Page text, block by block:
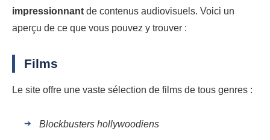
impressionnant de contenus audiovisuels. Voici un
aperçu de ce que vous pouvez y trouver :
Films
Le site offre une vaste sélection de films de tous genres :
Blockbusters hollywoodiens